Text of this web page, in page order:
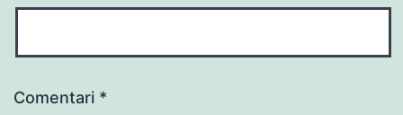
Comentari *